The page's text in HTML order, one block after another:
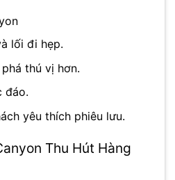
lối đi hẹp.
thú vị hơn.
đáo.
yêu thích phiêu lưu.
Thu Hút Hàng